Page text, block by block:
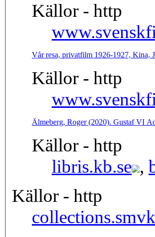
Källor - http
Vår resa, privatfilm 1926-1927, Kina,
Källor - http
Älmeberg, Roger (2020). Gustaf VI
Källor - http
libris.kb.se ,
Källor - http